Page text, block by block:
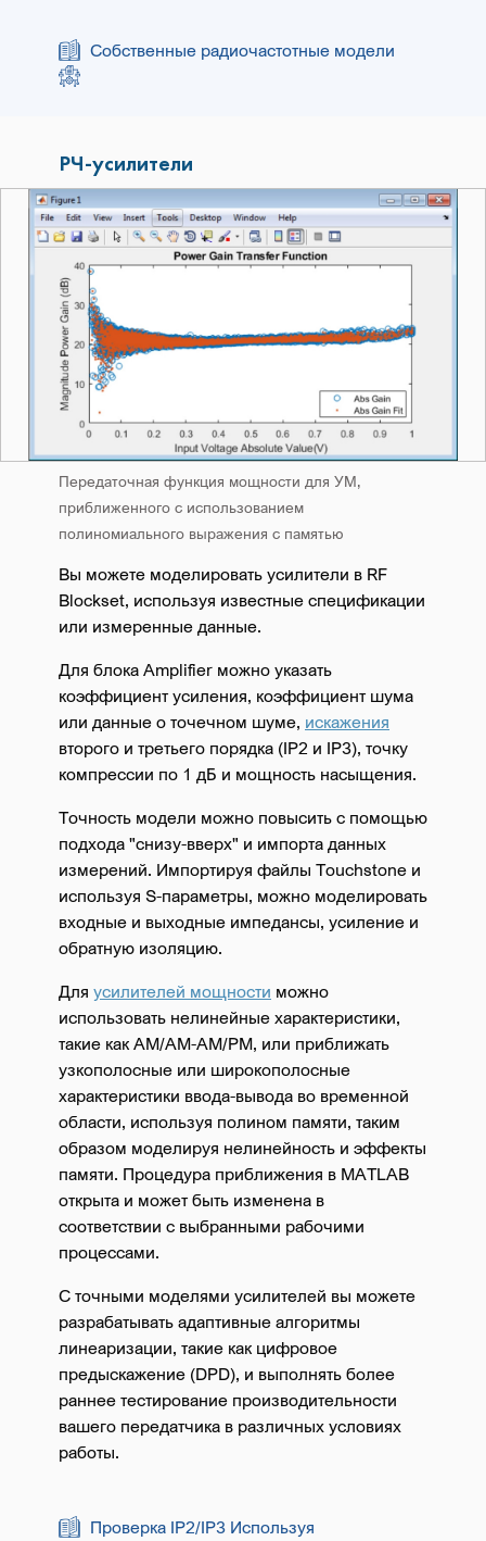
Собственные радиочастотные модели
РЧ-усилители
Передаточная функция мощности для УМ,
приближенного с использованием
полиномиального выражения с памятью
Вы можете моделировать усилители в RF
Blockset, используя известные спецификации
или измеренные данные.
Для блока Amplifier можно указать
коэффициент усиления, коэффициент шума
или данные о точечном шуме, искажения
второго и третьего порядка (IP2 и IP3), точку
компрессии по 1 дБ и мощность насыщения.
Точность модели можно повысить с помощью
подхода "снизу-вверх" и импорта данных
измерений. Импортируя файлы Touchstone и
используя S-параметры, можно моделировать
входные и выходные импедансы, усиление и
обратную изоляцию.
Для усилителей мощности можно
использовать нелинейные характеристики,
такие как AM/AM-AM/PM, или приближать
узкополосные или широкополосные
характеристики ввода-вывода во временной
области, используя полином памяти, таким
образом моделируя нелинейность и эффекты
памяти. Процедура приближения в MATLAB
открыта и может быть изменена в
соответствии с выбранными рабочими
процессами.
С точными моделями усилителей вы можете
разрабатывать адаптивные алгоритмы
линеаризации, такие как цифровое
предыскажение (DPD), и выполнять более
раннее тестирование производительности
вашего передатчика в различных условиях
работы.
Проверка IP2/IP3 Используя